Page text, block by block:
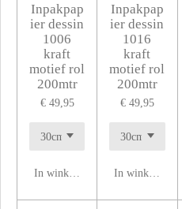
Inpakpap
ier dessin
1006
kraft
motief rol
200mtr
€ 49,95
In winkelwagen
Inpakpap
ier dessin
1016
kraft
motief rol
200mtr
€ 49,95
In winkelwagen